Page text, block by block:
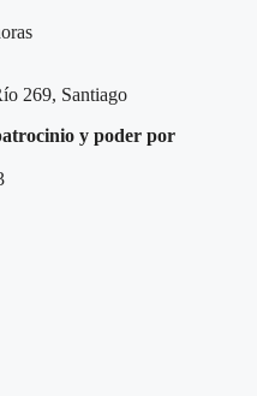
269, Santiago
y poder por